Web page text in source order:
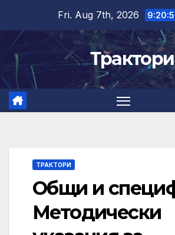
content
Fri. Aug 7th, 2026
Трактори
ТРАКТОРИ
Общи и
Методически